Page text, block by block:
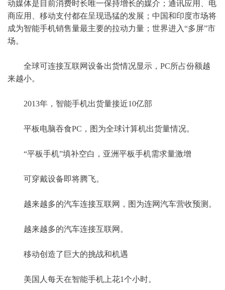
动媒体是目前消费时长唯一保持增长的媒介；通讯应用、电
商应用、移动支付都在呈现迅猛的发展；中国和印度市场将
成为智能手机销售量最主要的拉动力量；世界进入“多屏”市
场。
全球可连接互联网设备出货情况显示，PC所占份额越
来越小。
2013年，智能手机出货量接近10亿部
平板电脑吞食PC，图为全球计算机出货量情况。
“平板手机”填补空白，亚洲平板手机需求量激增
可穿戴设备即将腾飞。
越来越多的汽车连接互联网，图为连网汽车营收预测。
越来越多的汽车连接互联网。
移动创造了巨大的挑战和机遇
美国人每天在智能手机上花1个小时。